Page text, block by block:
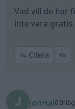
Vad vill de har
inte vara gratis.
Citera
JonHal6